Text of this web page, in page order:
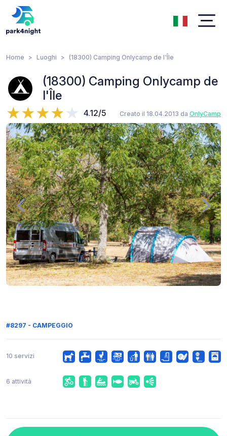
Home Luoghi (18300) Camping Onlycamp de l'Île
(18300) Camping Onlycamp de
l'Île
4.12/5 Creato il 18.04.2013 da OnlyCamp
#8297 - CAMPEGGIO
10 servizi
6 attività